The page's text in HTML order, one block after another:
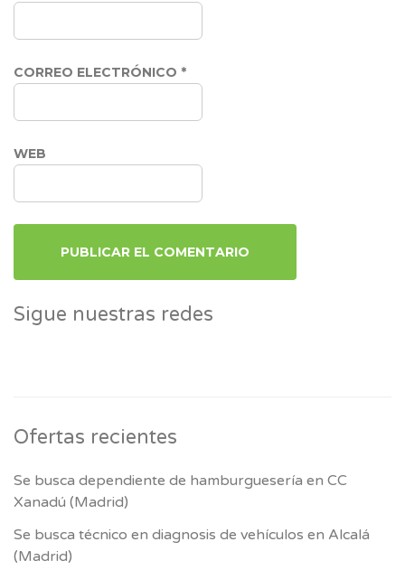
CORREO ELECTRÓNICO *
WEB
Sigue nuestras redes
Ofertas recientes
Se busca dependiente de hamburguesería en CC
Xanadú (Madrid)
Se busca técnico en diagnosis de vehículos en Alcalá
(Madrid)